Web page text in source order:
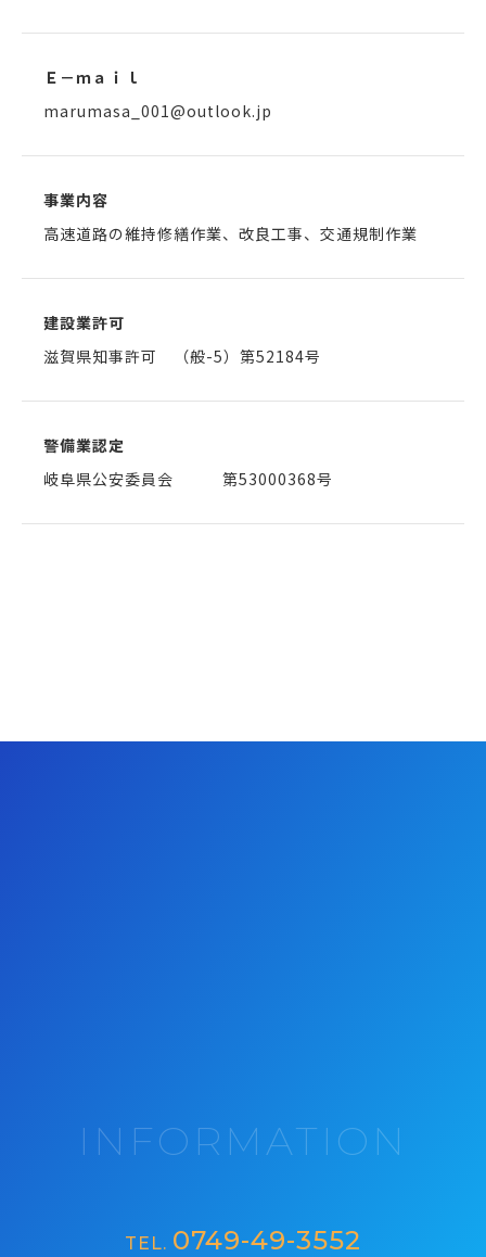
Ｅ－ｍａｉｌ
marumasa_001@outlook.jp
事業内容
高速道路の維持修繕作業、改良工事、交通規制作業
建設業許可
滋賀県知事許可 （般-5）第52184号
警備業認定
岐阜県公安委員会 第53000368号
INFORMATION
TEL. 0749-49-3552